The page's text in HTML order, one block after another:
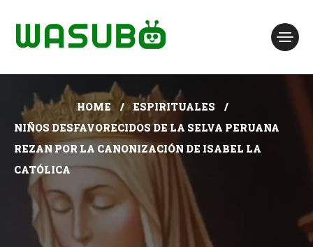
HOME
ESPIRITUALES
NIÑOS DESFAVORECIDOS DE LA SELVA PERUANA
REZAN POR LA CANONIZACIÓN DE ISABEL LA
CATÓLICA